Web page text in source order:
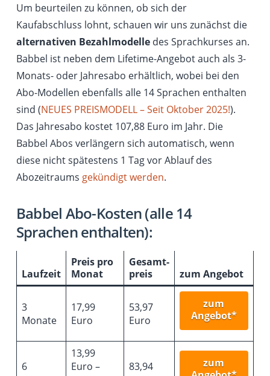
Um beurteilen zu können, ob sich der
Kaufabschluss lohnt, schauen wir uns zunächst die
alternativen Bezahlmodelledes Sprachkurses an.
Babbel ist neben dem Lifetime-Angebot auch als 3-
Monats- oder Jahresabo erhältlich, wobei bei den
Abo-Modellen ebenfalls alle 14 Sprachen enthalten
sind (NEUES PREISMODELL – Seit Oktober 2025!).
Das Jahresabo kostet 107,88 Euro im Jahr. Die
Babbel Abos verlängern sich automatisch, wenn
diese nicht spätestens 1 Tag vor Ablauf des
Abozeitraums gekündigt werden.
Babbel Abo-Kosten (alle 14
Sprachen enthalten):
Laufzeit
Preis pro
Monat
Gesamt­
preis
zum Angebot
3
Monate
17,99
Euro
53,97
Euro
zum
Angebot*
6
13,99
Euro –
83,94
zum